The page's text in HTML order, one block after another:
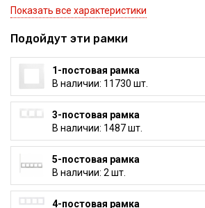
Показать все характеристики
Подойдут эти рамки
1-постовая рамка
В наличии: 11730 шт.
3-постовая рамка
В наличии: 1487 шт.
5-постовая рамка
В наличии: 2 шт.
4-постовая рамка